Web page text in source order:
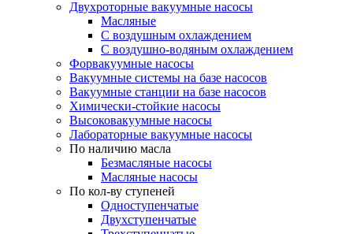
Двухроторные вакуумные насосы
Масляные
C воздушным охлаждением
C воздушно-водяным охлаждением
Форвакуумные насосы
Вакуумные системы на базе насосов
Вакуумные станции на базе насосов
Химически-стойкие насосы
Высоковакуумные насосы
Лабораторные вакуумные насосы
По наличию масла
Безмасляные насосы
Масляные насосы
По кол-ву ступеней
Одноступенчатые
Двухступенчатые